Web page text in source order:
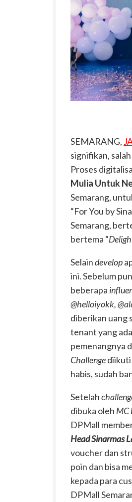
SEMARANG,
signifikan,
Proses
Mulia Untuk
Semarang,
“For You by
Semarang,
bertema “
Selaindevelop
ini. Sebelum
beberapa
@helloiyokk,
diberikan uang
tenant yang
pemenangnya
Challengediikuti
habis, sudah
Setelah
dibuka oleh MC
DPMall
Head Sinarmas
voucher dan
poin dan bisa
kepada para
DPMall